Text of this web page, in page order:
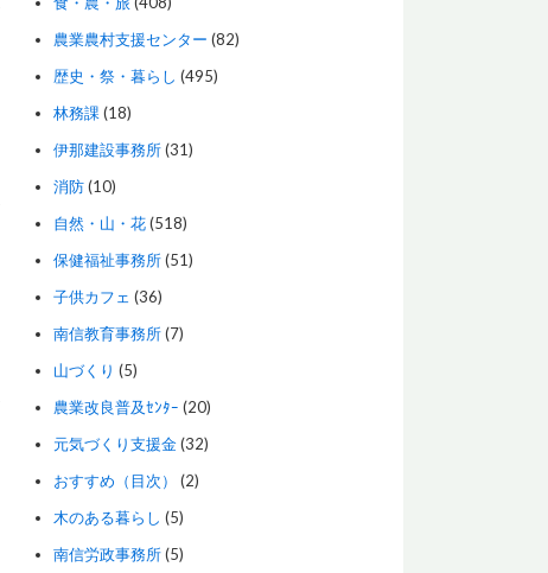
農業農村支援センター (82)
歴史・祭・暮らし (495)
林務課 (18)
伊那建設事務所(31)
消防(10)
自然・山・花(518)
保健福祉事務所(51)
子供カフェ (36)
南信教育事務所(7)
山づくり (5)
農業改良普及ｾﾝﾀｰ (20)
元気づくり支援金(32)
おすすめ（目次）
(2)
木のある暮らし (5)
南信労政事務所(5)